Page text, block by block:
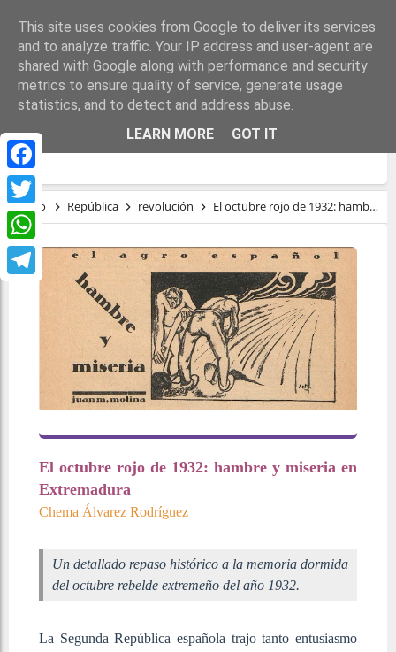
Facebook
Twitter
WhatsApp
EL OCTUBRE ROJO DE 1932: HAMBRE Y
MISERIA EN EXTREMADURA
Inicio República revolución El octubre rojo de 1932: hambre y miseria en Extremadura
El octubre rojo de 1932: hambre y miseria en
Extremadura
Chema Álvarez Rodríguez
Un detallado repaso histórico a la memoria dormida
del octubre rebelde extremeño del año 1932.
La Segunda República española trajo tanto entusiasmo
This site uses cookies from Google to deliver its services
and to analyze traffic. Your IP address and user-agent are
shared with Google along with performance and security
metrics to ensure quality of service, generate usage
statistics, and to detect and address abuse.
LEARN MORE
GOT IT